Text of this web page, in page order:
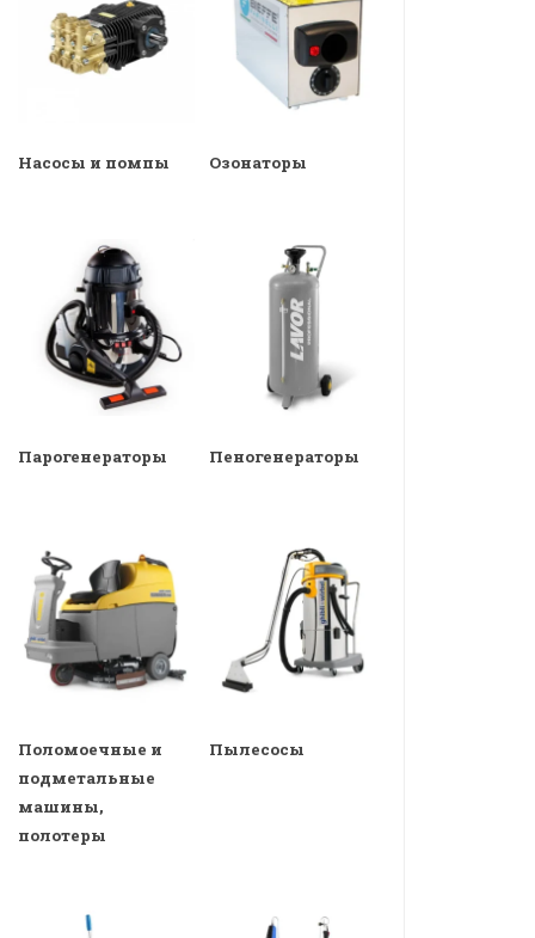
Насосы и помпы Озонаторы
Парогенераторы Пеногенераторы
Поломоечные и
подметальные
машины,
полотеры
Пылесосы